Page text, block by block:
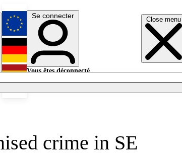
Close menu
English
Deutsch
Se connecter
Vous êtes déconnecté.
crime in SE